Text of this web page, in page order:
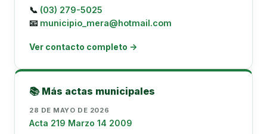
📞 (03) 279-5025
📧 municipio_mera@hotmail.com
Ver contacto completo →
📚 Más actas municipales
28 DE MAYO DE 2026
Acta 219 Marzo 14 2009